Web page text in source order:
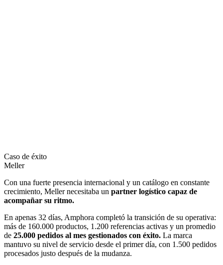
Caso de éxito
Meller
Con una fuerte presencia internacional y un catálogo en constante
crecimiento, Meller necesitaba un partner logístico capaz de
acompañar su ritmo.
En apenas 32 días, Amphora completó la transición de su operativa:
más de 160.000 productos, 1.200 referencias activas y un promedio
de 25.000 pedidos al mes gestionados con éxito. La marca
mantuvo su nivel de servicio desde el primer día, con 1.500 pedidos
procesados justo después de la mudanza.